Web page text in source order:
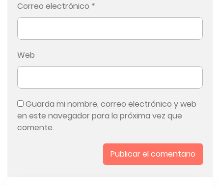
Correo electrónico *
Web
Guarda mi nombre, correo electrónico y web
en este navegador para la próxima vez que
comente.